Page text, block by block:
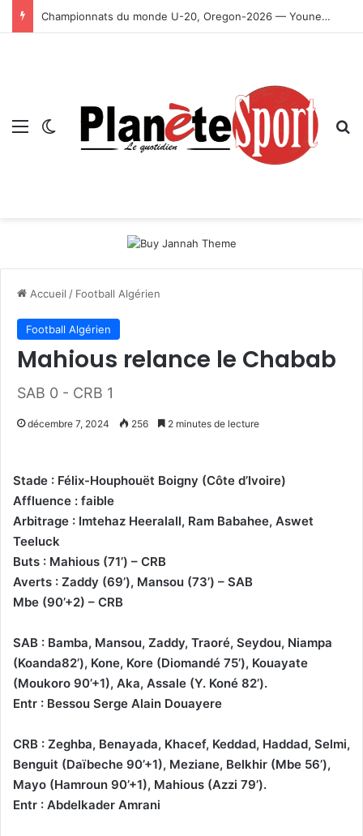
Championnats du monde U-20, Oregon-2026 — Younes Ayachi décroche la médaille d’or
Menu Switch skin
Accueil / Football Algérien
Football Algérien
Mahious relance le Chabab
SAB 0 - CRB 1
décembre 7, 2024 256 2 minutes de lecture
Stade : Félix-Houphouët Boigny (Côte d’Ivoire)
Affluence : faible
Arbitrage : Imtehaz Heeralall, Ram Babahee, Aswet
Teeluck
Buts : Mahious (71’) – CRB
Averts : Zaddy (69’), Mansou (73’) – SAB
Mbe (90’+2) – CRB
SAB : Bamba, Mansou, Zaddy, Traoré, Seydou, Niampa
(Koanda82’), Kone, Kore (Diomandé 75’), Kouayate
(Moukoro 90’+1), Aka, Assale (Y. Koné 82’).
Entr : Bessou Serge Alain Douayere
CRB : Zeghba, Benayada, Khacef, Keddad, Haddad, Selmi,
Benguit (Daïbeche 90’+1), Meziane, Belkhir (Mbe 56’),
Mayo (Hamroun 90’+1), Mahious (Azzi 79’).
Entr : Abdelkader Amrani